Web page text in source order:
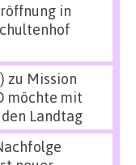
in
zu Mission
möchte mit
Landtag